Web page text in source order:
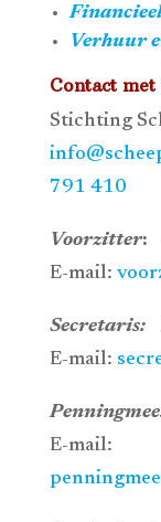
Verhuur
Contact
Stichting
791 410
Voorzitter:
E-mail:
Secretaris:
E-mail:
E-mail: